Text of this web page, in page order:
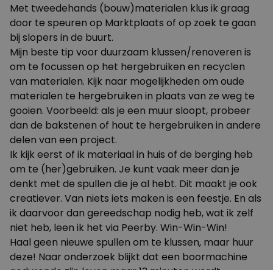
Met tweedehands (bouw)materialen klus ik graag
door te speuren op Marktplaats of op zoek te gaan
bij slopers in de buurt.
Mijn beste tip voor duurzaam klussen/renoveren is
om te focussen op het hergebruiken en recyclen
van materialen. Kijk naar mogelijkheden om oude
materialen te hergebruiken in plaats van ze weg te
gooien. Voorbeeld: als je een muur sloopt, probeer
dan de bakstenen of hout te hergebruiken in andere
delen van een project.
Ik kijk eerst of ik materiaal in huis of de berging heb
om te (her)gebruiken. Je kunt vaak meer dan je
denkt met de spullen die je al hebt. Dit maakt je ook
creatiever. Van niets iets maken is een feestje. En als
ik daarvoor dan gereedschap nodig heb, wat ik zelf
niet heb, leen ik het via Peerby. Win-Win-Win!
Haal geen nieuwe spullen om te klussen, maar huur
deze! Naar onderzoek blijkt dat een boormachine